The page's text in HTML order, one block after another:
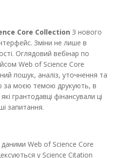
Core Collection З нового
Зміни не лише в
Оглядовий вебінар по
Web of Science Core
пошук, аналіз, уточнення та
за моєю темою друкують, в
грантодавці фінансували ці
запитання.
Web of Science Core
у Science Citation